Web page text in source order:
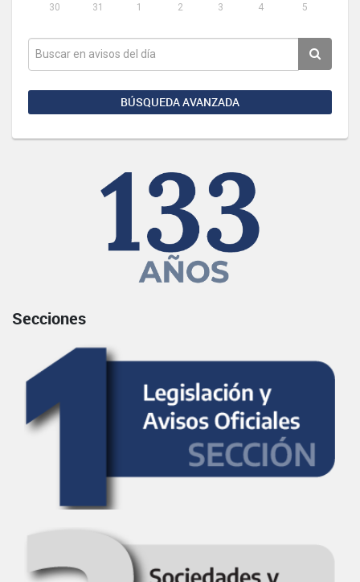
30
31 1 2 3 4 5
BÚSQUEDA AVANZADA
Secciones